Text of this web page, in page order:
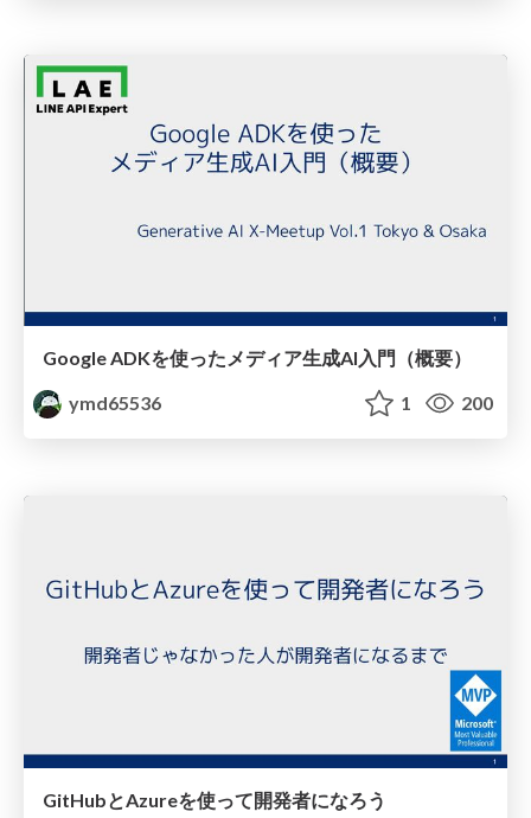
Google ADKを使ったメディア生成AI入門（概要）
ymd65536
1 200
GitHubとAzureを使って開発者になろう